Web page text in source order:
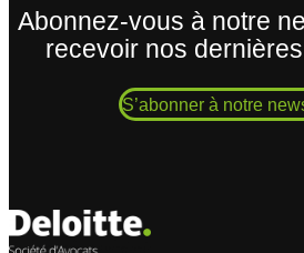
Abonnez-vous à notre
recevoir nos
S’abonner à notre